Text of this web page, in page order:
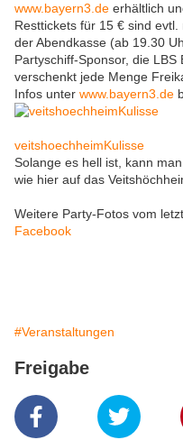
www.bayern3.de erhältlich
Resttickets für 15 € sind evtl.
der Abendkasse (ab 19.30
Partyschiff-Sponsor, die LBS
verschenkt jede Menge
Infos unter www.bayern3.de
veitshoechheimKulisse
Solange es hell ist, kann
wie hier auf das
Weitere Party-Fotos vom
Facebook
#Veranstaltungen
Freigabe